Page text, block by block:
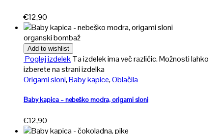
€12,90
organski bombaž
Add to wishlist
Poglej izdelekTa izdelek ima več različic. Možnosti lahko
izberete na strani izdelka
Origami sloni,Baby kapice,Oblačila
Baby kapica – nebeško modra, origami sloni
€12,90